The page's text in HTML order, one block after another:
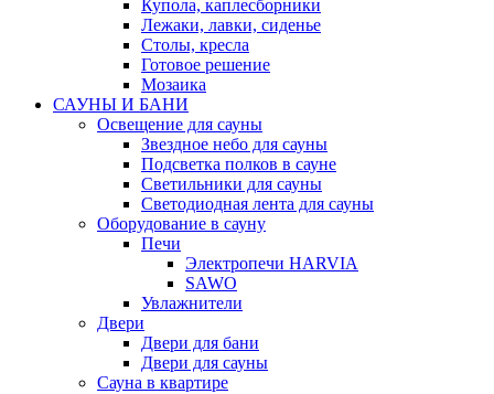
Купола, каплесборники
Лежаки, лавки, сиденье
Столы, кресла
Готовое решение
Мозаика
САУНЫ И БАНИ
Освещение для сауны
Звездное небо для сауны
Подсветка полков в сауне
Светильники для сауны
Светодиодная лента для сауны
Оборудование в сауну
Печи
Электропечи HARVIA
SAWO
Увлажнители
Двери
Двери для бани
Двери для сауны
Сауна в квартире